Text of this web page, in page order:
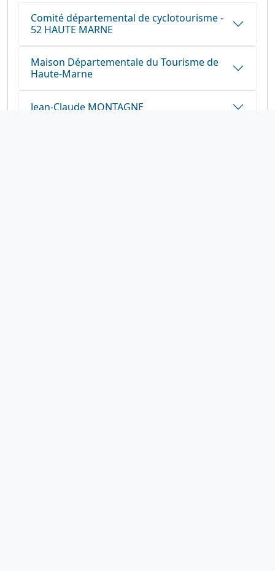
Comité départemental de cyclotourisme -
52 HAUTE MARNE
Maison Départementale du Tourisme de
Haute-Marne
Jean-Claude MONTAGNE